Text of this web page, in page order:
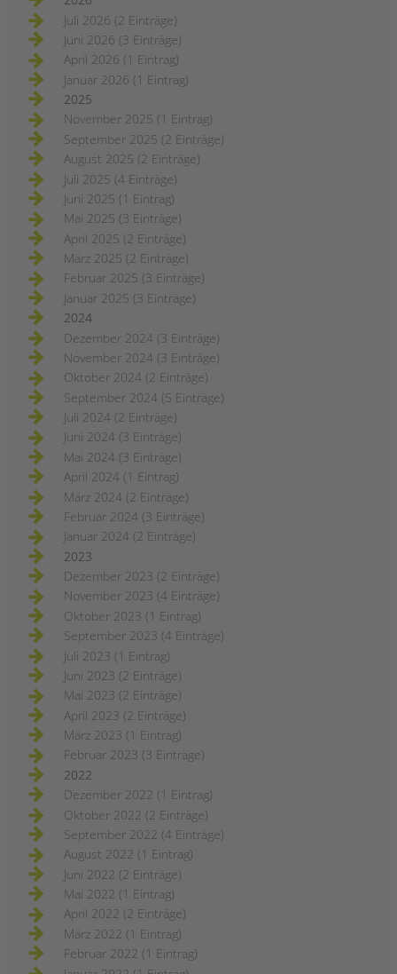
Juli 2026 (2 Einträge)
Juni 2026 (3 Einträge)
April 2026 (1 Eintrag)
Januar 2026 (1 Eintrag)
2025
November 2025 (1 Eintrag)
September 2025 (2 Einträge)
August 2025 (2 Einträge)
Juli 2025 (4 Einträge)
Juni 2025 (1 Eintrag)
Mai 2025 (3 Einträge)
April 2025 (2 Einträge)
März 2025 (2 Einträge)
Februar 2025 (3 Einträge)
Januar 2025 (3 Einträge)
2024
Dezember 2024 (3 Einträge)
November 2024 (3 Einträge)
Oktober 2024 (2 Einträge)
September 2024 (5 Einträge)
Juli 2024 (2 Einträge)
Juni 2024 (3 Einträge)
Mai 2024 (3 Einträge)
April 2024 (1 Eintrag)
März 2024 (2 Einträge)
Februar 2024 (3 Einträge)
Januar 2024 (2 Einträge)
2023
Dezember 2023 (2 Einträge)
November 2023 (4 Einträge)
Oktober 2023 (1 Eintrag)
September 2023 (4 Einträge)
Juli 2023 (1 Eintrag)
Juni 2023 (2 Einträge)
Mai 2023 (2 Einträge)
April 2023 (2 Einträge)
März 2023 (1 Eintrag)
Februar 2023 (3 Einträge)
2022
Dezember 2022 (1 Eintrag)
Oktober 2022 (2 Einträge)
September 2022 (4 Einträge)
August 2022 (1 Eintrag)
Juni 2022 (2 Einträge)
Mai 2022 (1 Eintrag)
April 2022 (2 Einträge)
März 2022 (1 Eintrag)
Februar 2022 (1 Eintrag)